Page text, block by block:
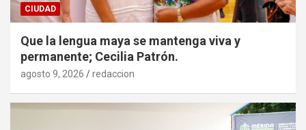
CIUDAD
Que la lengua maya se mantenga viva y
permanente; Cecilia Patrón.
agosto 9, 2026 redaccion